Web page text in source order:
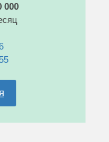
000